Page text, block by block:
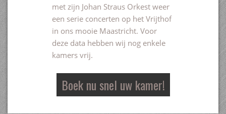
met zijn Johan Straus Orkest weer
een serie concerten op het Vrijthof
in ons mooie Maastricht. Voor
deze data hebben wij nog enkele
kamers vrij.
Boek nu snel uw kamer!